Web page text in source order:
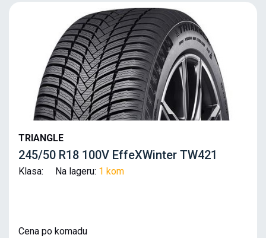
TRIANGLE
245/50 R18 100V EffeXWinter TW421
Klasa: Na lageru: 1 kom
Cena po komadu